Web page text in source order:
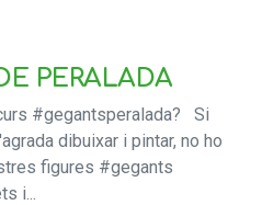
PERALADA
#gegantsperalada? Si
dibuixar i pintar, no ho
figures #gegants
i...